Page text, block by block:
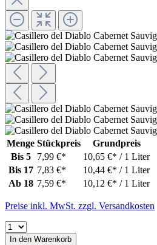
Menge Stückpreis
Grundpreis
Bis 5 7,99 €*
10,65 €* / 1 Liter
Bis 17 7,83 €*
10,44 €* / 1 Liter
Ab 18 7,59 €* 10,12 €* / 1 Liter
Preise inkl. MwSt. zzgl. Versandkosten
In den Warenkorb